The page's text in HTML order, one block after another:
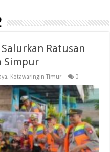
Tunjangan Pemdes dan BPD di
Ratusan
Simpur
, Kotawaringin Timur 0